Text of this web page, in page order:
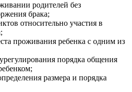
родителей без
брака;
относительно участия в
проживания ребенка с одним из
порядка общения
размера и порядка